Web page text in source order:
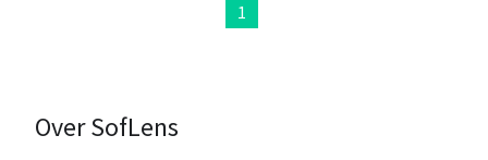
1
Over SofLens